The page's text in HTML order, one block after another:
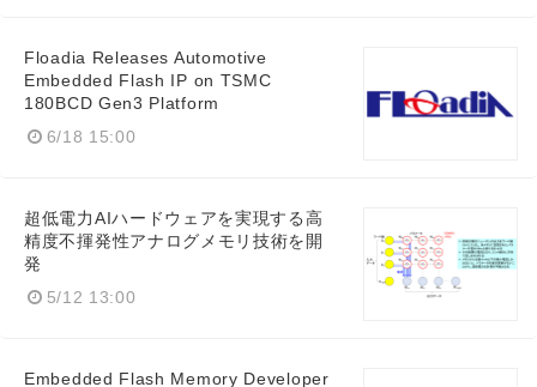
Floadia Releases Automotive
Embedded Flash IP on TSMC
180BCD Gen3 Platform
6/18 15:00
超低電力AIハードウェアを実現する高
精度不揮発性アナログメモリ技術を開
発
5/12 13:00
Embedded Flash Memory Developer